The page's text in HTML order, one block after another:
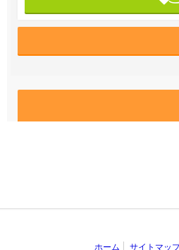
ホーム サイトマッ